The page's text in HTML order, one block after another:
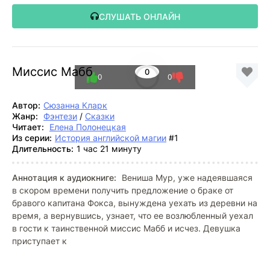
СЛУШАТЬ ОНЛАЙН
Миссис Мабб 0
0 0
Автор: Сюзанна Кларк
Жанр:
Фэнтези / Сказки
Читает:
Елена Полонецкая
Из серии: История английской магии #1
Длительность: 1 час 21 минуту
Аннотация к аудиокниге:
Вениша Мур, уже надеявшаяся
в скором времени получить предложение о браке от
бравого капитана Фокса, вынуждена уехать из деревни на
время, а вернувшись, узнает, что ее возлюбленный уехал
в гости к таинственной миссис Мабб и исчез. Девушка
приступает к